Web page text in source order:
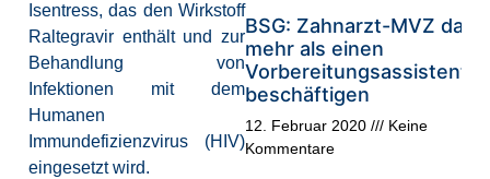
Isentress, das den Wirkstoff
Raltegravir enthält und zur
Behandlung von
Infektionen mit dem
Humanen
Immundefizienzvirus (HIV)
eingesetzt wird.
BSG: Zahnarzt-MVZ darf
mehr als einen
beschäftigen
12. Februar 2020
Keine
Kommentare